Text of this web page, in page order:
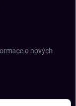
o nových